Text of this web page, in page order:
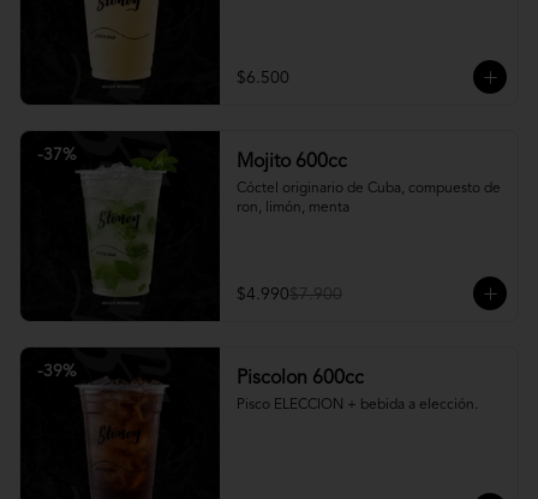
$6.500
-37% Mojito 600cc
Cóctel originario de Cuba, compuesto de
ron, limón, menta
$4.990$7.900
-39% Piscolon 600cc
Pisco ELECCION + bebida a elección.